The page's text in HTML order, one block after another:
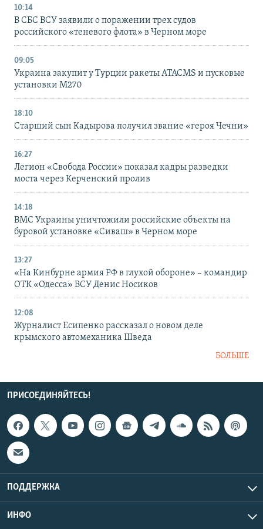
10:14
В СБС ВСУ заявили о поражении трех судов
российского «теневого флота» в Черном море
09:05
Украина закупит у Турции ракеты ATACMS и пусковые
установки M270
18:10
Старший сын Кадырова получил звание «героя Чечни»
16:27
Легион «Свобода России» показал кадры разведки
моста через Керченский пролив
14:18
ВМС Украины уничтожили российские объекты на
буровой установке «Сиваш» в Черном море
13:27
«На Кинбурне армия РФ в глухой обороне» – командир
ОТК «Одесса» ВСУ Денис Носиков
12:08
Журналист Есипенко рассказал о новом деле
крымского автомеханика Шведа
БОЛЬШЕ
ПРИСОЕДИНЯЙТЕСЬ!
ПОДДЕРЖКА
ИНФО